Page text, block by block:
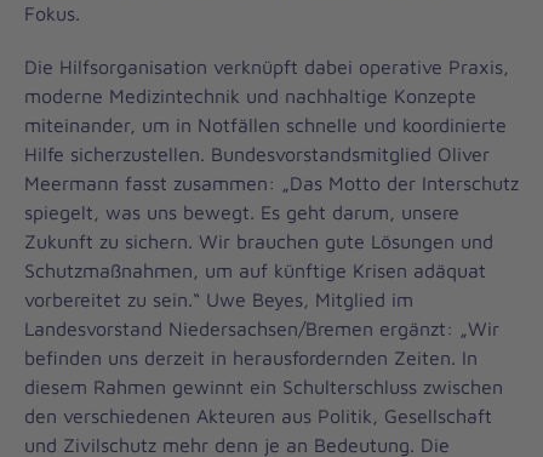
Fokus.
Die Hilfsorganisation verknüpft dabei operative Praxis,
moderne Medizintechnik und nachhaltige Konzepte
miteinander, um in Notfällen schnelle und koordinierte
Hilfe sicherzustellen. Bundesvorstandsmitglied Oliver
Meermann fasst zusammen: „Das Motto der Interschutz
spiegelt, was uns bewegt. Es geht darum, unsere
Zukunft zu sichern. Wir brauchen gute Lösungen und
Schutzmaßnahmen, um auf künftige Krisen adäquat
vorbereitet zu sein.“ Uwe Beyes, Mitglied im
Landesvorstand Niedersachsen/Bremen ergänzt: „Wir
befinden uns derzeit in herausfordernden Zeiten. In
diesem Rahmen gewinnt ein Schulterschluss zwischen
den verschiedenen Akteuren aus Politik, Gesellschaft
und Zivilschutz mehr denn je an Bedeutung. Die